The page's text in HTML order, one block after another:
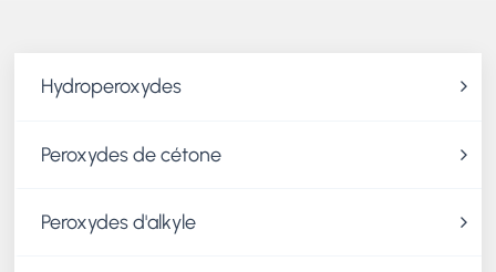
Hydroperoxydes
Peroxydes de cétone
Peroxydes d'alkyle